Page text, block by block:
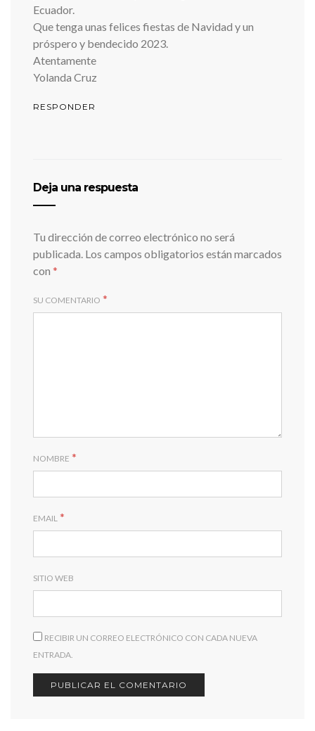
Ecuador.
Que tenga unas felices fiestas de Navidad y un
próspero y bendecido 2023.
Atentamente
Yolanda Cruz
RESPONDER
Deja una respuesta
Tu dirección de correo electrónico no será
publicada. Los campos obligatorios están marcados
con *
SU COMENTARIO *
NOMBRE *
EMAIL *
SITIO WEB
RECIBIR UN CORREO ELECTRÓNICO CON CADA NUEVA
ENTRADA.